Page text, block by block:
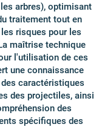
arbres), optimisant
traitement tout en
risques pour les
maîtrise technique
l'utilisation de ces
une connaissance
caractéristiques
des projectiles, ainsi
des
spécifiques des